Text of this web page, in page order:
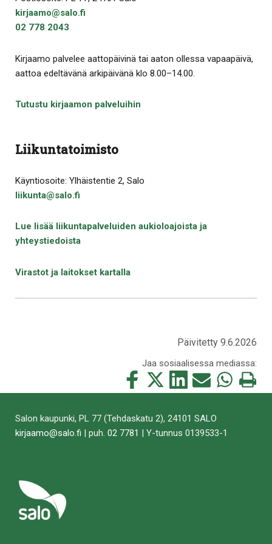
kirjaamo@salo.fi
02 778 2043
Kirjaamo palvelee aattopäivinä tai aaton ollessa vapaapäivä,
aattoa edeltävänä arkipäivänä klo 8.00–14.00.
Tutustu kirjaamon palveluihin
Liikuntatoimisto
Käyntiosoite: Ylhäistentie 2, Salo
liikunta@salo.fi
Lue lisää liikuntapalveluiden aukioloajoista ja
yhteystiedoista
Virastot ja laitokset kartalla
Päivitetty 9.6.2026
Jaa sosiaalisessa mediassa:
Jaa
tämä
Jaa
tämä
Jaa
tämä
Jaa
tämä
Jaa
tämä
Tulosta
tämä
Salon kaupunki, PL 77 (Tehdaskatu 2), 24101 SALO
kirjaamo@salo.fi | puh. 02 7781 | Y-tunnus 0139533-1